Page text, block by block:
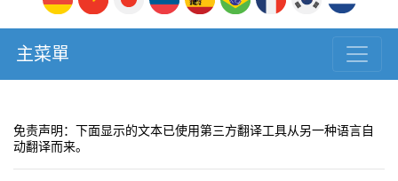
主菜單
免责声明：下面显示的文本已使用第三方翻译工具从另一种语言自
动翻译而来。